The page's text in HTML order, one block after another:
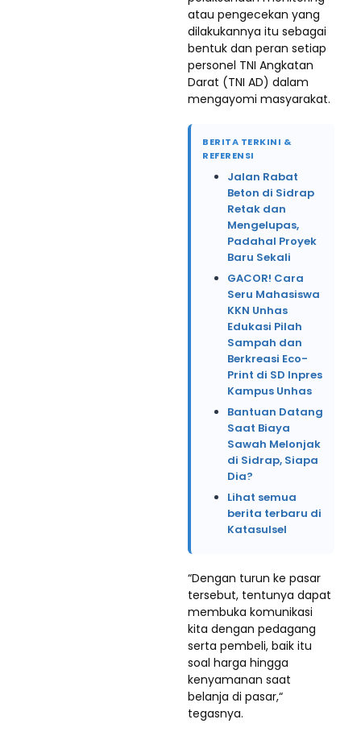
atau pengecekan yang
dilakukannya itu sebagai
bentuk dan peran setiap
personel TNI Angkatan
Darat (TNI AD) dalam
mengayomi masyarakat.
BERITA TERKINI &
REFERENSI
Jalan Rabat
Beton di Sidrap
Retak dan
Mengelupas,
Padahal Proyek
Baru Sekali
GACOR! Cara
Seru Mahasiswa
KKN Unhas
Edukasi Pilah
Sampah dan
Berkreasi Eco-
Print di SD Inpres
Kampus Unhas
Bantuan Datang
Saat Biaya
Sawah Melonjak
di Sidrap, Siapa
Dia?
Lihat semua
berita terbaru di
Katasulsel
“Dengan turun ke pasar
tersebut, tentunya dapat
membuka komunikasi
kita dengan pedagang
serta pembeli, baik itu
soal harga hingga
kenyamanan saat
belanja di pasar,“
tegasnya.